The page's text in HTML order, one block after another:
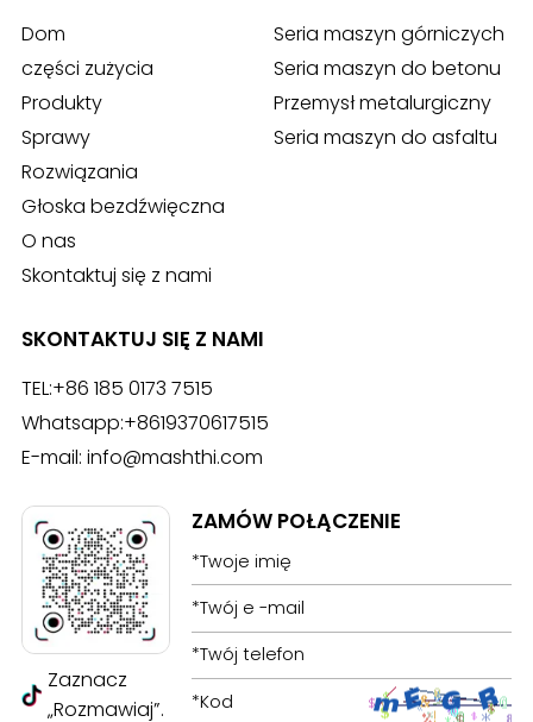
Dom
części zużycia
Produkty
Sprawy
Rozwiązania
Głoska bezdźwięczna
O nas
Skontaktuj się z nami
Seria maszyn górniczych
Seria maszyn do betonu
Przemysł metalurgiczny
Seria maszyn do asfaltu
SKONTAKTUJ SIĘ Z NAMI
TEL:+86 185 0173 7515
Whatsapp:+8619370617515
E-mail: info@mashthi.com
Zaznacz
„Rozmawiaj”.
ZAMÓW POŁĄCZENIE